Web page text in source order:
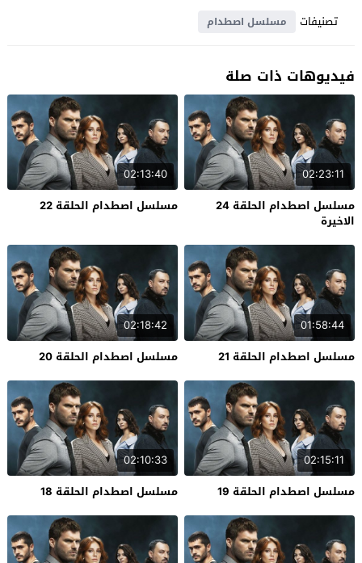
تصنيفات
مسلسل اصطدام
فيديوهات ذات صلة
02:23:11
مسلسل اصطدام الحلقة 24
الاخيرة
02:13:40
مسلسل اصطدام الحلقة 22
01:58:44
مسلسل اصطدام الحلقة 21
02:18:42
مسلسل اصطدام الحلقة 20
02:15:11
مسلسل اصطدام الحلقة 19
02:10:33
مسلسل اصطدام الحلقة 18